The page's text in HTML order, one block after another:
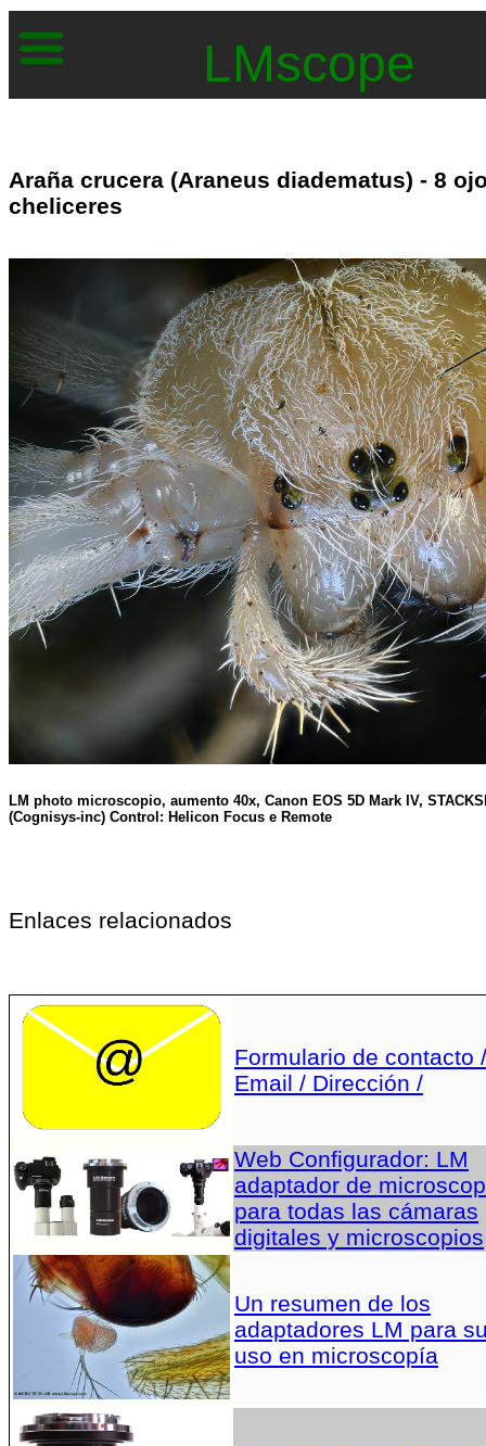
LMscope
Araña crucera (Araneus diadematus) - 8
cheliceres
LM photo microscopio, aumento 40x, Canon EOS 5D Mark IV,
(Cognisys-inc) Control: Helicon Focus e Remote
Enlaces relacionados
Formulario de contacto /
Email / Dirección /
Web Configurador: LM
adaptador de
para todas las cámaras
digitales y microscopios
Un resumen de los
adaptadores LM para
uso en microscopía